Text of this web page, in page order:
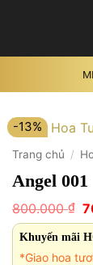
-13%
Trang chủ /
Angel 001
800.000₫
Khuyến mãi
*Giao hoa